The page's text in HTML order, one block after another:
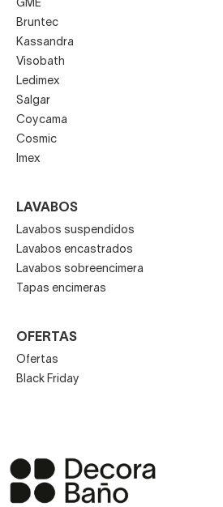
GME
Bruntec
Kassandra
Visobath
Ledimex
Salgar
Coycama
Cosmic
Imex
LAVABOS
Lavabos suspendidos
Lavabos encastrados
Lavabos sobreencimera
Tapas encimeras
OFERTAS
Ofertas
Black Friday